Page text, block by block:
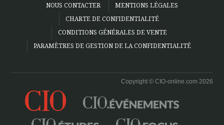
NOUS CONTACTER
MENTIONS LÉGALES
CHARTE DE CONFIDENTIALITÉ
CONDITIONS GÉNÉRALES DE VENTE
PARAMÈTRES DE GESTION DE LA CONFIDENTIALITÉ
Copyright © CIO-online.com 2026